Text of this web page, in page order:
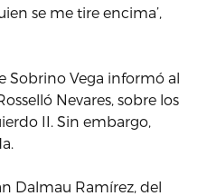
se me tire encima’,
Sobrino Vega informó al
Nevares, sobre los
II. Sin embargo,
Dalmau Ramírez, del